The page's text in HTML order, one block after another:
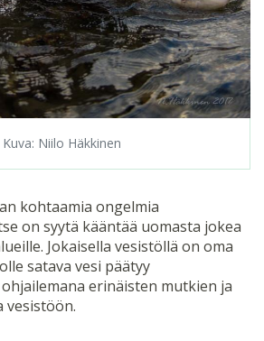
Kuva: Niilo Häkkinen
kohtaamia ongelmia
on syytä kääntää uomasta jokea
Jokaisella vesistöllä on oma
satava vesi päätyy
erinäisten mutkien ja
vesistöön.